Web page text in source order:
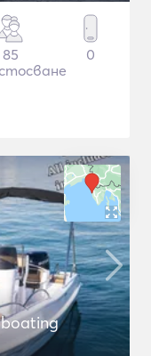
85
0
boating